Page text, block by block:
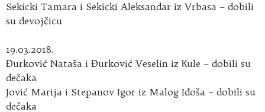
Sekicki Tamara i Sekicki Aleksandar iz Vrbasa – dobili
su devojčicu
19.03.2018.
Đurković Nataša i Đurković Veselin iz Кule – dobili su
dečaka
Jović Marija i Stepanov Igor iz Malog Iđoša – dobili su
dečaka